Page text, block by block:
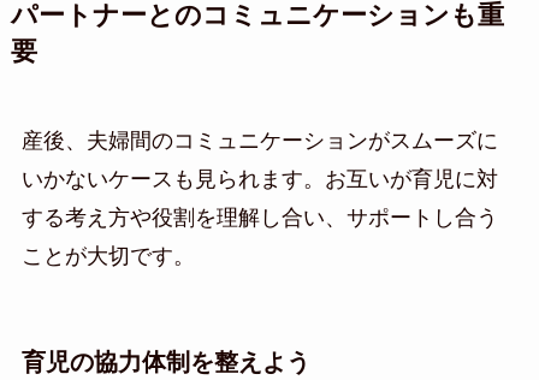
パートナーとのコミュニケーションも重
要
産後、夫婦間のコミュニケーションがスムーズに
いかないケースも見られます。お互いが育児に対
する考え方や役割を理解し合い、サポートし合う
ことが大切です。
育児の協力体制を整えよう